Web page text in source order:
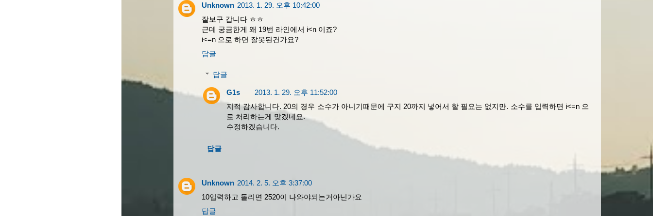
Unknown 2013. 1. 29. 오후 10:42:00
잘보구 갑니다 ㅎㅎ
근데 궁금한게 왜 19번 라인에서 i<n 이죠?
i<=n 으로 하면 잘못된건가요?
답글
답글
G1s
2013. 1. 29. 오후 11:52:00
지적 감사합니다. 20의 경우 소수가 아니기때문에 구지 20까지 넣어서 할 필요는 없지만. 소수를 입력하면 i<=n 으
로 처리하는게 맞겠네요.
수정하겠습니다.
답글
Unknown 2014. 2. 5. 오후 3:37:00
10입력하고 돌리면 2520이 나와야되는거아닌가요
답글